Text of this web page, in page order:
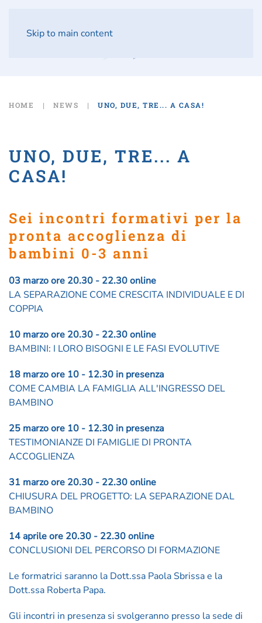
Skip to main content
HOME NEWS UNO, DUE, TRE... A CASA!
UNO, DUE, TRE... A
CASA!
Sei incontri formativi per la
pronta accoglienza di
bambini 0-3 anni
03 marzo ore 20.30 - 22.30 online
LA SEPARAZIONE COME CRESCITA INDIVIDUALE E DI
COPPIA
10 marzo ore 20.30 - 22.30 online
BAMBINI: I LORO BISOGNI E LE FASI EVOLUTIVE
18 marzo ore 10 - 12.30 in presenza
COME CAMBIA LA FAMIGLIA ALL'INGRESSO DEL
BAMBINO
25 marzo ore 10 - 12.30 in presenza
TESTIMONIANZE DI FAMIGLIE DI PRONTA
ACCOGLIENZA
31 marzo ore 20.30 - 22.30 online
CHIUSURA DEL PROGETTO: LA SEPARAZIONE DAL
BAMBINO
14 aprile ore 20.30 - 22.30 online
CONCLUSIONI DEL PERCORSO DI FORMAZIONE
Le formatrici saranno la Dott.ssa Paola Sbrissa e la
Dott.ssa Roberta Papa.
Gli incontri in presenza si svolgeranno presso la sede di